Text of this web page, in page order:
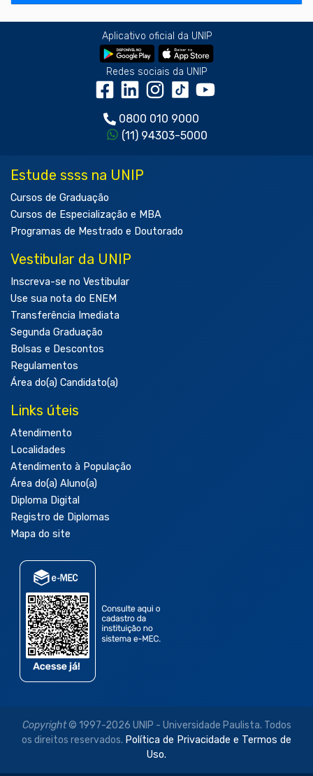
Aplicativo oficial da UNIP
Redes sociais da UNIP
0800 010 9000
(11) 94303-5000
Estude ssss na UNIP
Cursos de Graduação
Cursos de Especialização e MBA
Programas de Mestrado e Doutorado
Vestibular da UNIP
Inscreva-se no Vestibular
Use sua nota do ENEM
Transferência Imediata
Segunda Graduação
Bolsas e Descontos
Regulamentos
Área do(a) Candidato(a)
Links úteis
Atendimento
Localidades
Atendimento à População
Área do(a) Aluno(a)
Diploma Digital
Registro de Diplomas
Mapa do site
Copyright© 1997-2026 UNIP - Universidade Paulista. Todos
os direitos reservados. Política de Privacidade e Termos de
Uso.